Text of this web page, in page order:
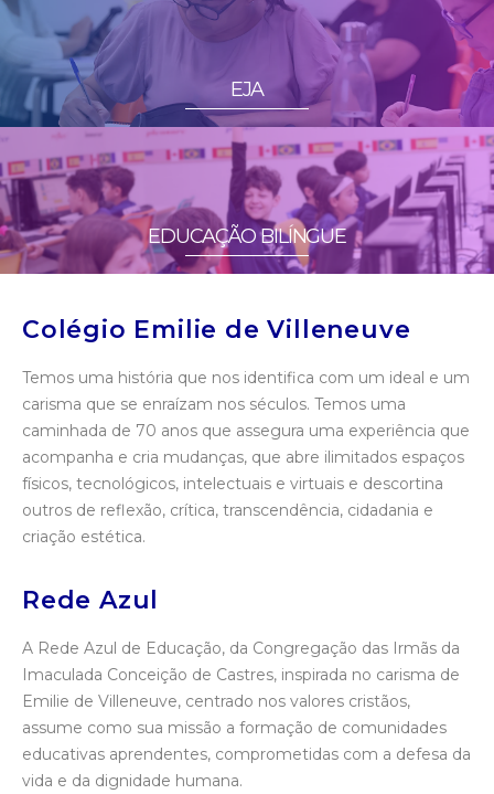
EJA
EDUCAÇÃO BILÍNGUE
Colégio Emilie de Villeneuve
Temos uma história que nos identifica com um ideal e um
carisma que se enraízam nos séculos. Temos uma
caminhada de 70 anos que assegura uma experiência que
acompanha e cria mudanças, que abre ilimitados espaços
físicos, tecnológicos, intelectuais e virtuais e descortina
outros de reflexão, crítica, transcendência, cidadania e
criação estética.
Rede Azul
A Rede Azul de Educação, da Congregação das Irmãs da
Imaculada Conceição de Castres, inspirada no carisma de
Emilie de Villeneuve, centrado nos valores cristãos,
assume como sua missão a formação de comunidades
educativas aprendentes, comprometidas com a defesa da
vida e da dignidade humana.